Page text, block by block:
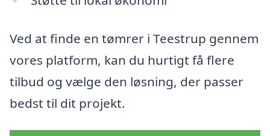
Ved at finde en tømrer i Teestrup gennem
vores platform, kan du hurtigt få flere
tilbud og vælge den løsning, der passer
bedst til dit projekt.